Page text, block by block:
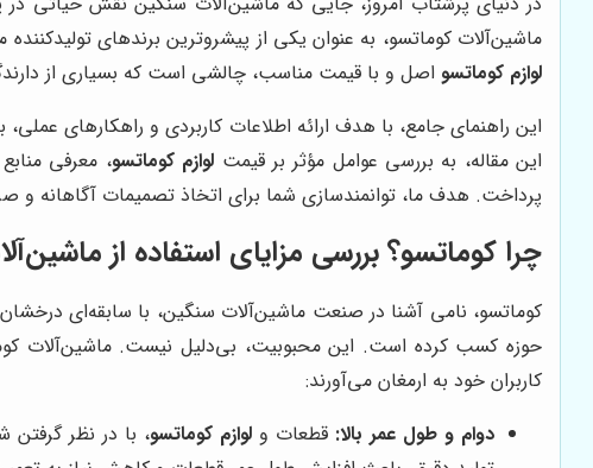
ماشین‌آلات کوماتسو، به عنوان یکی از پیشروترین برندهای تولیدکننده
لوازم کوماتسواصل و با قیمت مناسب، چالشی است که بسیاری از
این راهنمای جامع، با هدف ارائه اطلاعات کاربردی و راهکارهای
این مقاله، به بررسی عوامل مؤثر بر قیمت لوازم کوماتسو، معرفی
پرداخت. هدف ما، توانمندسازی شما برای اتخاذ تصمیمات آگاهانه
چرا کوماتسو؟ بررسی مزایای استفاده از
کوماتسو، نامی آشنا در صنعت ماشین‌آلات سنگین، با سابقه‌ای درخشان
حوزه کسب کرده است. این محبوبیت، بی‌دلیل نیست. ماشین‌آلات
کاربران خود به ارمغان می‌آورند:
دوام و طول عمر بالا: قطعات ولوازم کوماتسو، با در نظر